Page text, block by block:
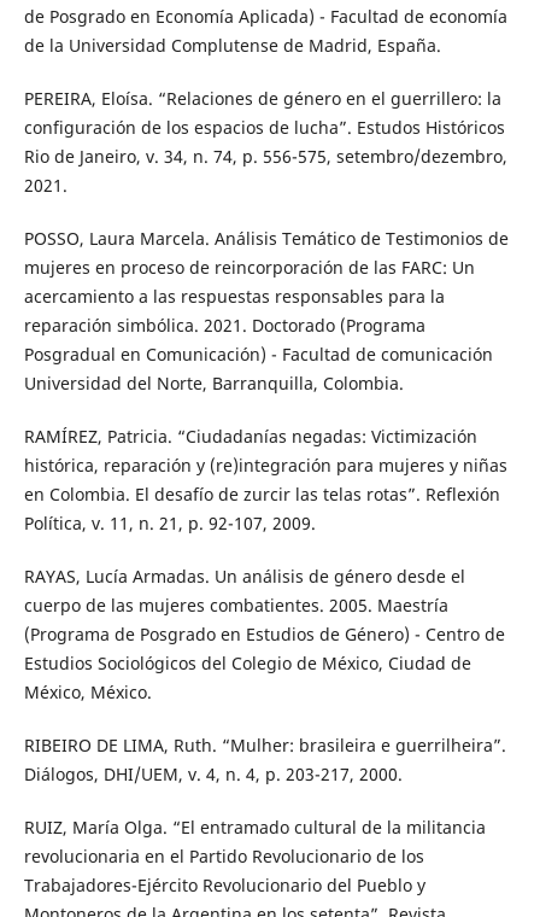
de Posgrado en Economía Aplicada) - Facultad de economía
de la Universidad Complutense de Madrid, España.
PEREIRA, Eloísa. “Relaciones de género en el guerrillero: la
configuración de los espacios de lucha”. Estudos Históricos
Rio de Janeiro, v. 34, n. 74, p. 556-575, setembro/dezembro,
2021.
POSSO, Laura Marcela. Análisis Temático de Testimonios de
mujeres en proceso de reincorporación de las FARC: Un
acercamiento a las respuestas responsables para la
reparación simbólica. 2021. Doctorado (Programa
Posgradual en Comunicación) - Facultad de comunicación
Universidad del Norte, Barranquilla, Colombia.
RAMÍREZ, Patricia. “Ciudadanías negadas: Victimización
histórica, reparación y (re)integración para mujeres y niñas
en Colombia. El desafío de zurcir las telas rotas”. Reflexión
Política, v. 11, n. 21, p. 92-107, 2009.
RAYAS, Lucía Armadas. Un análisis de género desde el
cuerpo de las mujeres combatientes. 2005. Maestría
(Programa de Posgrado en Estudios de Género) - Centro de
Estudios Sociológicos del Colegio de México, Ciudad de
México, México.
RIBEIRO DE LIMA, Ruth. “Mulher: brasileira e guerrilheira”.
Diálogos, DHI/UEM, v. 4, n. 4, p. 203-217, 2000.
RUIZ, María Olga. “El entramado cultural de la militancia
revolucionaria en el Partido Revolucionario de los
Trabajadores-Ejército Revolucionario del Pueblo y